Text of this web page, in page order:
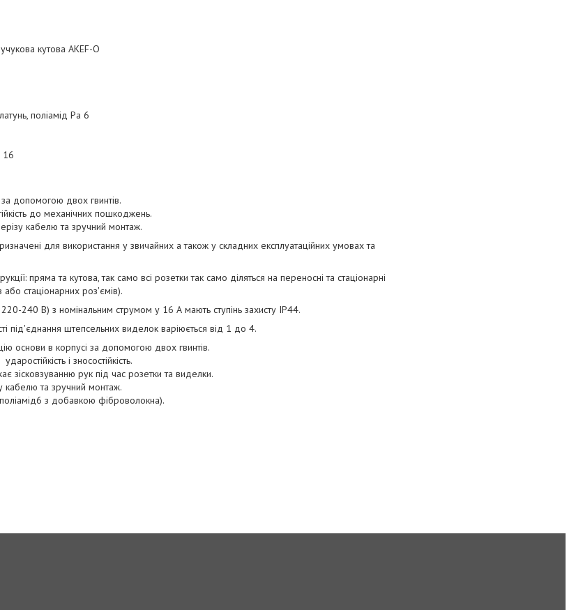
кутова AKEF-O
поліамід Pa 6
16
допомогою двох гвинтів.
до механічних пошкоджень.
кабелю та зручний монтаж.
для використання у звичайних а також у складних експлуатаційних умовах та
пряма та кутова, так само всі розетки так само діляться на переносні та стаціонарні
стаціонарних роз'ємів).
240 В) з номінальним струмом у 16 А мають ступінь захисту IP44.
під'єднання штепсельних виделок варіюється від 1 до 4.
основи в корпусі за допомогою двох гвинтів.
і зносостійкість.
зісковзуванню рук під час розетки та виделки.
кабелю та зручний монтаж.
з добавкою фіброволокна).